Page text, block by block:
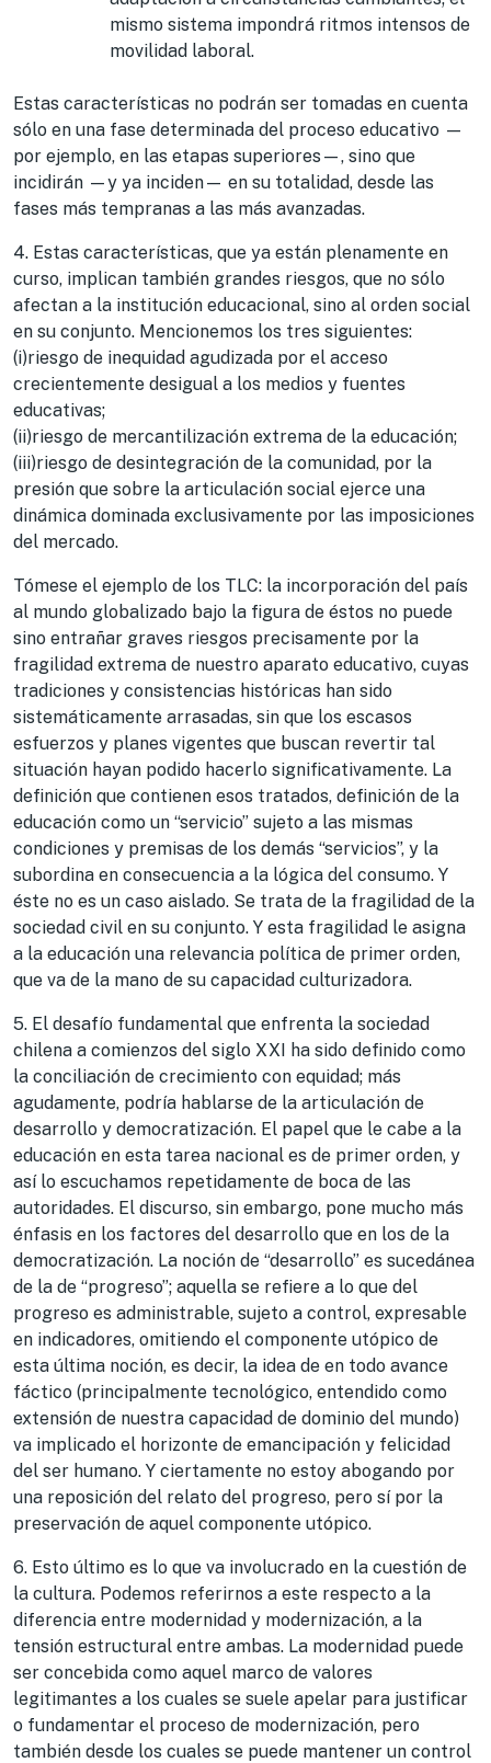
mismo sistema impondrá ritmos intensos de
movilidad laboral.
Estas características no podrán ser tomadas en cuenta
sólo en una fase determinada del proceso educativo —
por ejemplo, en las etapas superiores—, sino que
incidirán —y ya inciden— en su totalidad, desde las
fases más tempranas a las más avanzadas.
4. Estas características, que ya están plenamente en
curso, implican también grandes riesgos, que no sólo
afectan a la institución educacional, sino al orden social
en su conjunto. Mencionemos los tres siguientes:
(i)riesgo de inequidad agudizada por el acceso
crecientemente desigual a los medios y fuentes
educativas;
(ii)riesgo de mercantilización extrema de la educación;
(iii)riesgo de desintegración de la comunidad, por la
presión que sobre la articulación social ejerce una
dinámica dominada exclusivamente por las imposiciones
del mercado.
Tómese el ejemplo de los TLC: la incorporación del país
al mundo globalizado bajo la figura de éstos no puede
sino entrañar graves riesgos precisamente por la
fragilidad extrema de nuestro aparato educativo, cuyas
tradiciones y consistencias históricas han sido
sistemáticamente arrasadas, sin que los escasos
esfuerzos y planes vigentes que buscan revertir tal
situación hayan podido hacerlo significativamente. La
definición que contienen esos tratados, definición de la
educación como un “servicio” sujeto a las mismas
condiciones y premisas de los demás “servicios”, y la
subordina en consecuencia a la lógica del consumo. Y
éste no es un caso aislado. Se trata de la fragilidad de la
sociedad civil en su conjunto. Y esta fragilidad le asigna
a la educación una relevancia política de primer orden,
que va de la mano de su capacidad culturizadora.
5. El desafío fundamental que enfrenta la sociedad
chilena a comienzos del siglo XXI ha sido definido como
la conciliación de crecimiento con equidad; más
agudamente, podría hablarse de la articulación de
desarrollo y democratización. El papel que le cabe a la
educación en esta tarea nacional es de primer orden, y
así lo escuchamos repetidamente de boca de las
autoridades. El discurso, sin embargo, pone mucho más
énfasis en los factores del desarrollo que en los de la
democratización. La noción de “desarrollo” es sucedánea
de la de “progreso”; aquella se refiere a lo que del
progreso es administrable, sujeto a control, expresable
en indicadores, omitiendo el componente utópico de
esta última noción, es decir, la idea de en todo avance
fáctico (principalmente tecnológico, entendido como
extensión de nuestra capacidad de dominio del mundo)
va implicado el horizonte de emancipación y felicidad
del ser humano. Y ciertamente no estoy abogando por
una reposición del relato del progreso, pero sí por la
preservación de aquel componente utópico.
6. Esto último es lo que va involucrado en la cuestión de
la cultura. Podemos referirnos a este respecto a la
diferencia entre modernidad y modernización, a la
tensión estructural entre ambas. La modernidad puede
ser concebida como aquel marco de valores
legitimantes a los cuales se suele apelar para justificar
o fundamentar el proceso de modernización, pero
también desde los cuales se puede mantener un control